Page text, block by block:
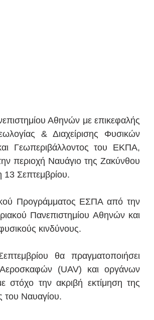
Αθηνών με επικεφαλής
& Διαχείρισης Φυσικών
Γεωπεριβάλλοντος του ΕΚΠΑ,
περιοχή Ναυάγιο της Ζακύνθου
13 Σεπτεμβρίου.
Προγράμματος ΕΣΠΑ από την
Πανεπιστημίου Αθηνών και
κινδύνους.
θα πραγματοποιήσει
(UAV) και οργάνων
την ακριβή εκτίμηση της
του Ναυαγίου.